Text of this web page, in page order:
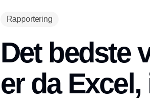
Rapportering
Det bedste
er da